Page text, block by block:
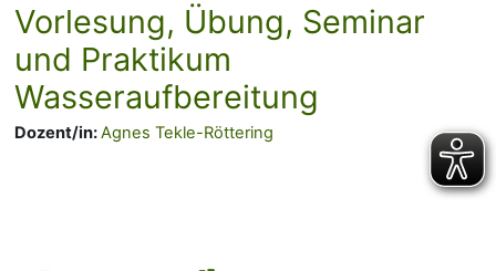
Vorlesung, Übung, Seminar
und Praktikum
Wasseraufbereitung
Dozent/in:Agnes Tekle-Röttering